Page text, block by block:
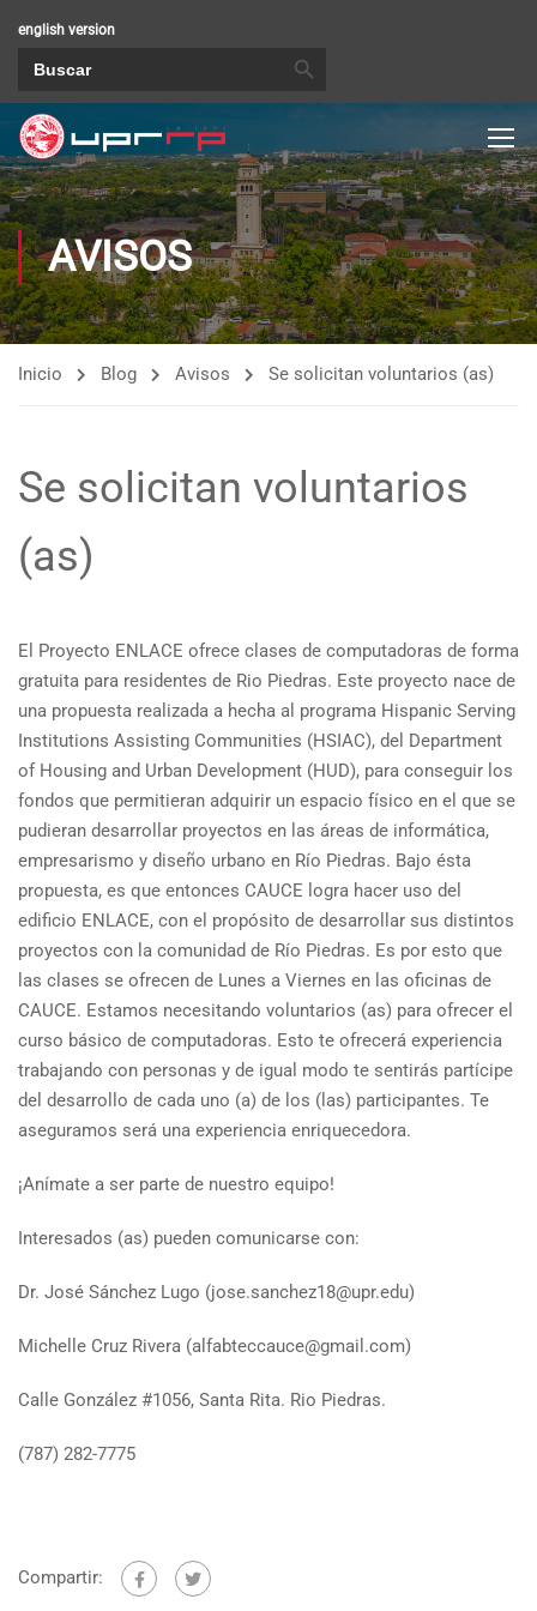
english version
AVISOS
Inicio Blog Avisos Se solicitan voluntarios (as)
Se solicitan voluntarios
(as)
El Proyecto ENLACE ofrece clases de computadoras de forma
gratuita para residentes de Rio Piedras. Este proyecto nace de
una propuesta realizada a hecha al programa Hispanic Serving
Institutions Assisting Communities (HSIAC), del Department
of Housing and Urban Development (HUD), para conseguir los
fondos que permitieran adquirir un espacio físico en el que se
pudieran desarrollar proyectos en las áreas de informática,
empresarismo y diseño urbano en Río Piedras. Bajo ésta
propuesta, es que entonces CAUCE logra hacer uso del
edificio ENLACE, con el propósito de desarrollar sus distintos
proyectos con la comunidad de Río Piedras. Es por esto que
las clases se ofrecen de Lunes a Viernes en las oficinas de
CAUCE. Estamos necesitando voluntarios (as) para ofrecer el
curso básico de computadoras. Esto te ofrecerá experiencia
trabajando con personas y de igual modo te sentirás partícipe
del desarrollo de cada uno (a) de los (las) participantes. Te
aseguramos será una experiencia enriquecedora.
¡Anímate a ser parte de nuestro equipo!
Interesados (as) pueden comunicarse con:
Dr. José Sánchez Lugo (jose.sanchez18@upr.edu)
Michelle Cruz Rivera (alfabteccauce@gmail.com)
Calle González #1056, Santa Rita. Rio Piedras.
(787) 282-7775
Compartir: